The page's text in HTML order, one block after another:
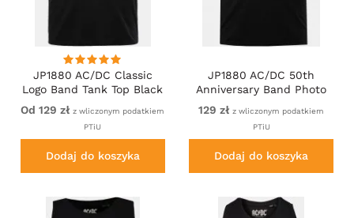
JP1880 AC/DC Classic
Logo Band Tank Top Black
Od 129 zł z wliczonym podatkiem
PTiU
Dodaj do koszyka
JP1880 AC/DC 50th
Anniversary Band Photo
Tank Top Black
129 zł z wliczonym podatkiem
PTiU
Dodaj do koszyka